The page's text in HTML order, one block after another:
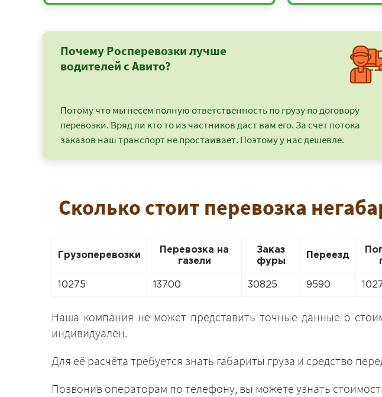
Почему Росперевозки лучше
водителей с Авито?
Потому что мы несем полную ответственность по грузу по договору
перевозки. Вряд ли кто то из частников даст вам его. За счет потока
заказов наш транспорт не простаивает. Поэтому у нас дешевле.
Сколько стоит перевозка
Грузоперевозки
Перевозка на
газели
Заказ
фуры
Переезд
10275 13700 30825 9590
Наша компания не может представить точные данные о
индивидуален.
Для её расчёта требуется знать габариты груза и средство
Позвонив операторам по телефону, вы можете узнать
+7 (499)